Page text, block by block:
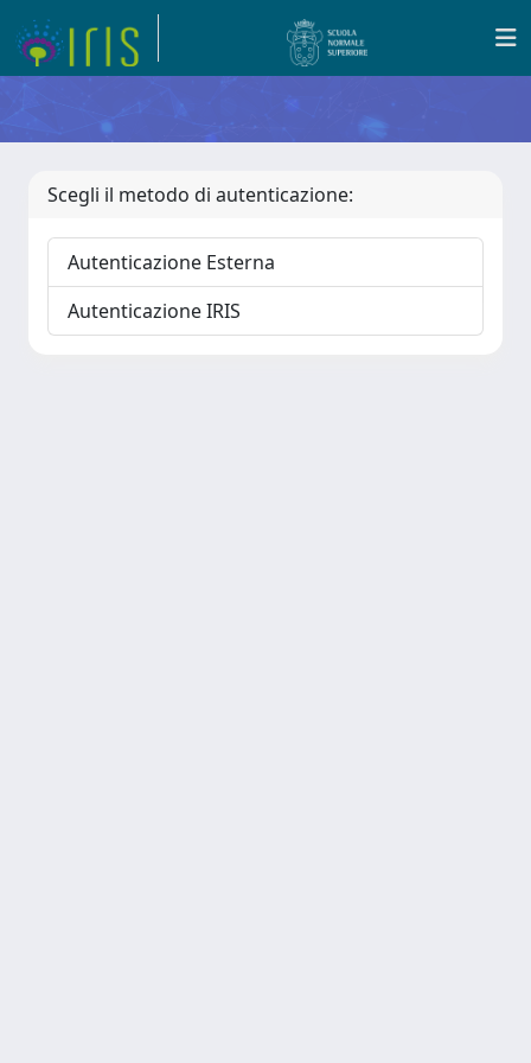
Scegli il metodo di autenticazione:
Autenticazione Esterna
Autenticazione IRIS